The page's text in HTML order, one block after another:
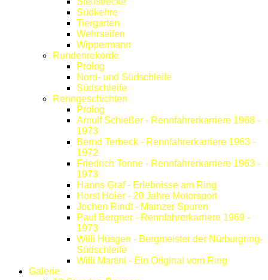
Südkehre
Tiergarten
Wehrseifen
Wippermann
Rundenrekorde
Prolog
Nord- und Südschleife
Südschleife
Renngeschichten
Prolog
Arnulf Schießer - Rennfahrerkarriere 1968 -
1973
Bernd Terbeck - Rennfahrerkarriere 1963 -
1972
Friedrich Tonne - Rennfahrerkarriere 1963 -
1973
Hanns Graf - Erlebnisse am Ring
Horst Hoier - 20 Jahre Motorsport
Jochen Rindt - Mainzer Spuren
Paul Bergner - Rennfahrerkarriere 1969 -
1973
Willi Hüsgen - Bergmeister der Nürburgring-
Südschleife
Willi Martini - Ein Original vom Ring
Galerie